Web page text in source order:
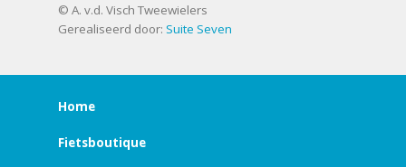
© A. v.d. Visch Tweewielers
Gerealiseerd door: Suite Seven
Home
Fietsboutique